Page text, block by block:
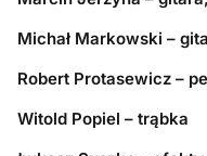
Michał Markowski –
Robert Protasewicz –
Witold Popiel – trąbka